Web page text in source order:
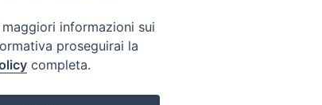
informazioni sui
proseguirai la
completa.